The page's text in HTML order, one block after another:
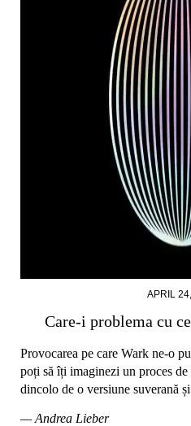
APRIL
Care-i problema cu
Provocarea pe care Wark ne-o
poți să îți imaginezi un proces
dincolo de o versiune suverană
— Andrea Lieber